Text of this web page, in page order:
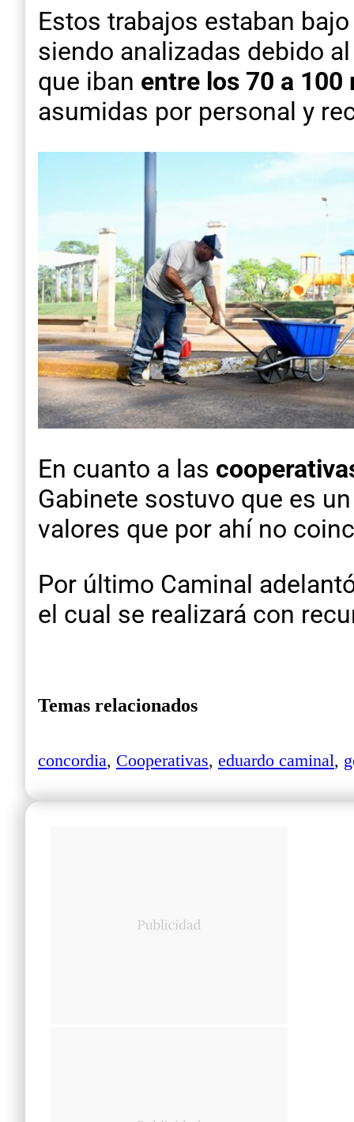
Estos trabajos estaban
siendo analizadas debido
que iban entre los 70 a 100
asumidas por personal y
En cuanto a las
Gabinete sostuvo que es
valores que por ahí no
Por último Caminal
el cual se realizará con
Temas relacionados
concordia, Cooperativas, eduardo caminal,